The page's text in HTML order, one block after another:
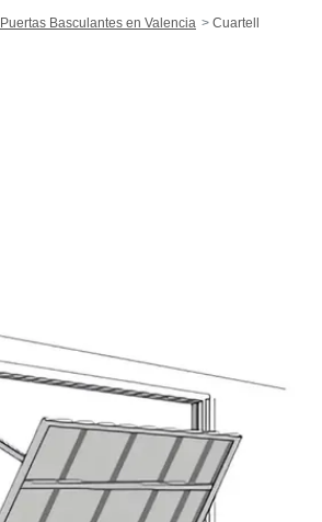
Puertas Basculantes en Valencia Cuartell